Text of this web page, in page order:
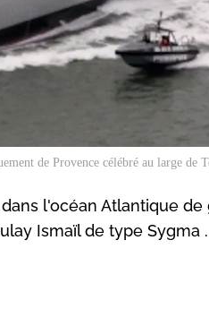
de Provence célébré au large
l'océan Atlantique de
Ismaïl de type Sygma